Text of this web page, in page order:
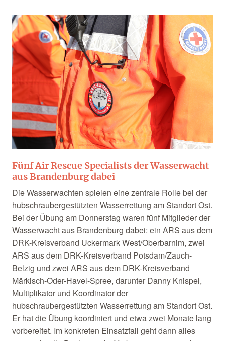
Fünf Air Rescue Specialists der Wasserwacht
aus Brandenburg dabei
Die Wasserwachten spielen eine zentrale Rolle bei der
hubschraubergestützten Wasserrettung am Standort Ost.
Bei der Übung am Donnerstag waren fünf Mitglieder der
Wasserwacht aus Brandenburg dabei: ein ARS aus dem
DRK-Kreisverband Uckermark West/Oberbarnim, zwei
ARS aus dem DRK-Kreisverband Potsdam/Zauch-
Belzig und zwei ARS aus dem DRK-Kreisverband
Märkisch-Oder-Havel-Spree, darunter Danny Knispel,
Multiplikator und Koordinator der
hubschraubergestützten Wasserrettung am Standort Ost.
Er hat die Übung koordiniert und etwa zwei Monate lang
vorbereitet. Im konkreten Einsatzfall geht dann alles